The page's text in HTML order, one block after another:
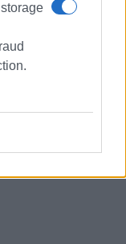
Συμβούλιο στην
Ε.Ι.Χ. με